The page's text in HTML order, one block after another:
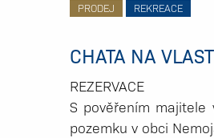
PRODEJ REKREACE
CHATA NA
REZERVACE
S pověřením
pozemku v obci